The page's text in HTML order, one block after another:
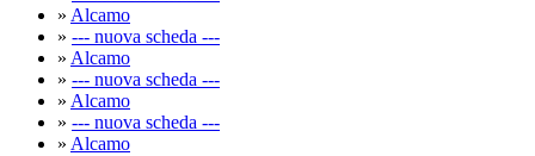
» Alcamo
» --- nuova scheda ---
» Alcamo
» --- nuova scheda ---
» Alcamo
» --- nuova scheda ---
» Alcamo